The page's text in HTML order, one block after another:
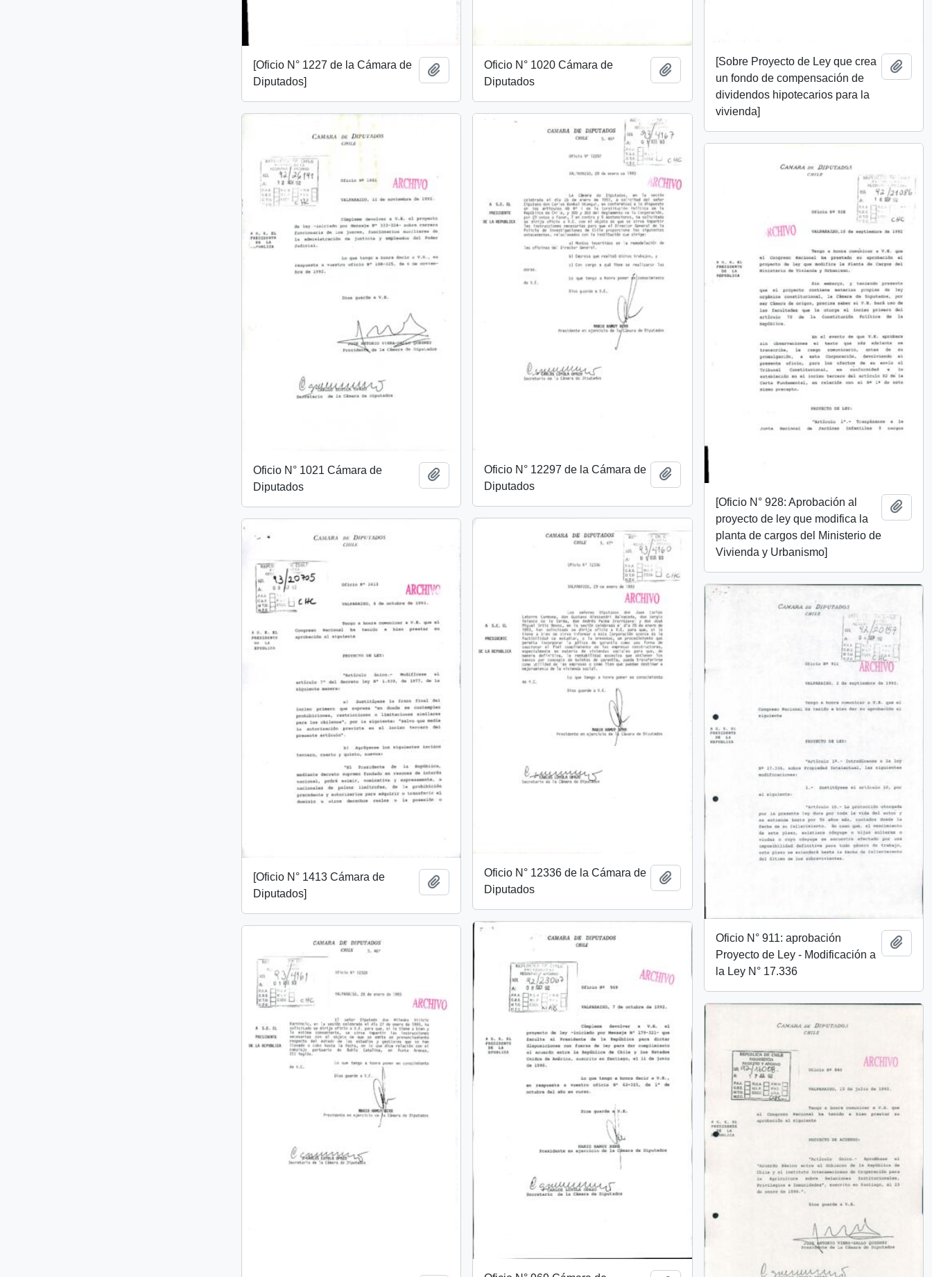
[Sobre Proyecto de Ley que crea
un fondo de compensación de
dividendos hipotecarios para la
vivienda]
Add
[Oficio N° 1227 de la Cámara de
Diputados]
Add to clipboardOficio N° 1020 Cámara de
Diputados
Add to clipboard
Oficio N° 1021 Cámara de
Diputados
Add to clipboardOficio N° 12297 de la Cámara de
Diputados
Add to clipboard
[Oficio N° 928: Aprobación al
proyecto de ley que modifica la
planta de cargos del Ministerio de
Vivienda y Urbanismo]
Add
Oficio N° 12336 de la Cámara de
Diputados
Add to clipboard
[Oficio N° 1413 Cámara de
Diputados]
Oficio N° 911: aprobación
Proyecto de Ley - Modificación a
la Ley N° 17.336
Add